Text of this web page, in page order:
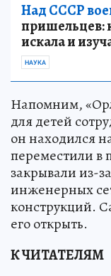
Над СССР
пришельцев:
искала и
НАУКА
Напомним,
для детей
он находился
переместили в
закрывали из-
инженерных
конструкций.
его открыть.
К ЧИТАТЕЛЯМ